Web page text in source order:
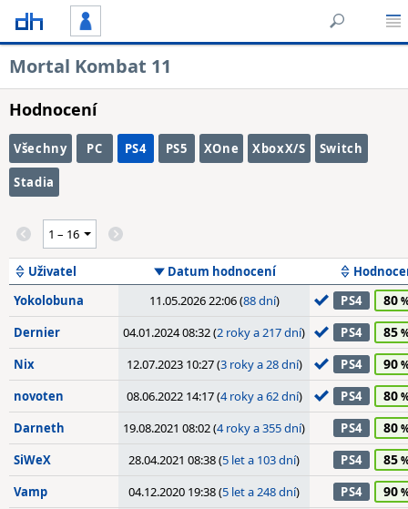
Mortal Kombat 11
Hodnocení
Všechny PC PS4 PS5 XOne XboxX/S Switch
Stadia
Uživatel Datum hodnocení
Yokolobuna
11.05.2026 22:06 (88 dní) PS4 80
Dernier 04.01.2024 08:32 (2 roky a 217 dní) PS4 85
Nix 12.07.2023 10:27 (3 roky a 28 dní) PS4 90
novoten 08.06.2022 14:17 (4 roky a 62 dní) PS4 80
Darneth 19.08.2021 08:02 (4 roky a 355 dní) PS4 80
SiWeX 28.04.2021 08:38 (5 let a 103 dní) PS4 85
Vamp 04.12.2020 19:38 (5 let a 248 dní) PS4 90